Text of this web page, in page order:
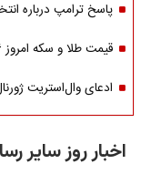
پاسخ ترامپ درباره انتخابات ۲۰۲۸ /ونس
قیمت طلا و سکه امروز ۱۶ مرداد ۱۴۰۵ | طلای دست دوم گرمی چند؟
ادعای وال‌استریت